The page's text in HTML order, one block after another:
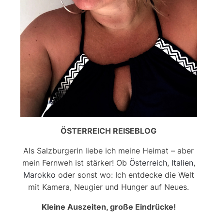
ÖSTERREICH REISEBLOG
Als Salzburgerin liebe ich meine Heimat – aber
mein Fernweh ist stärker! Ob Österreich, Italien,
Marokko oder sonst wo: Ich entdecke die Welt
mit Kamera, Neugier und Hunger auf Neues.
Kleine Auszeiten, große Eindrücke!